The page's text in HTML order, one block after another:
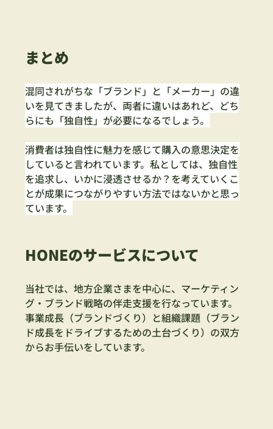
まとめ
混同されがちな「ブランド」と「メーカー」の違
いを見てきましたが、両者に違いはあれど、どち
らにも「独自性」が必要になるでしょう。
消費者は独自性に魅力を感じて購入の意思決定を
していると言われています。私としては、独自性
を追求し、いかに浸透させるか？を考えていくこ
とが成果につながりやすい方法ではないかと思っ
ています。
HONEのサービスについて
当社では、地方企業さまを中心に、マーケティン
グ・ブランド戦略の伴走支援を行なっています。
事業成長（ブランドづくり）と組織課題（ブラン
ド成長をドライブするための土台づくり）の双方
からお手伝いをしています。